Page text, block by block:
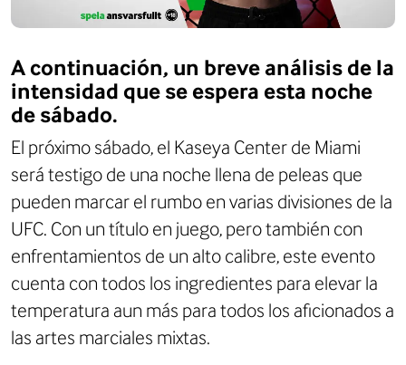
A continuación, un breve análisis de la
intensidad que se espera esta noche
de sábado.
El próximo sábado, el Kaseya Center de Miami
será testigo de una noche llena de peleas que
pueden marcar el rumbo en varias divisiones de la
UFC. Con un título en juego, pero también con
enfrentamientos de un alto calibre, este evento
cuenta con todos los ingredientes para elevar la
temperatura aun más para todos los aficionados a
las artes marciales mixtas.